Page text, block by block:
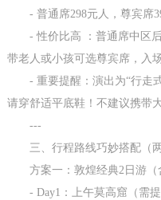
- 普通席298元人，尊宾席
- 性价比高 ：普通席中区
带老人或小孩可选尊宾席，入
- 重要提醒：演出为“行走
请穿舒适平底鞋！不建议携带
---
三、行程路线巧妙搭配（
方案一：敦煌经典2日游（
- Day1：上午莫高窟（需